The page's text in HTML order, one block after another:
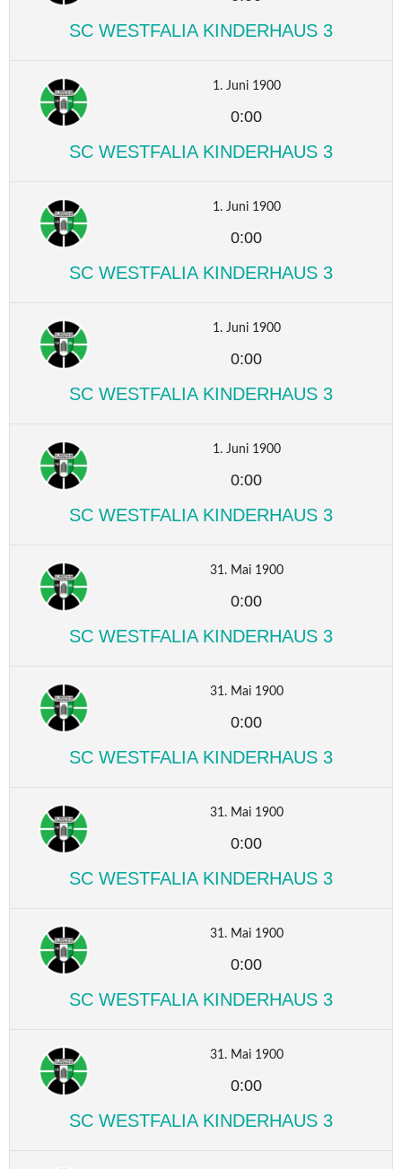
SC WESTFALIA KINDERHAUS 3
1. Juni 1900
0:00
SC WESTFALIA KINDERHAUS 3
1. Juni 1900
0:00
SC WESTFALIA KINDERHAUS 3
1. Juni 1900
0:00
SC WESTFALIA KINDERHAUS 3
1. Juni 1900
0:00
SC WESTFALIA KINDERHAUS 3
31. Mai 1900
0:00
SC WESTFALIA KINDERHAUS 3
31. Mai 1900
0:00
SC WESTFALIA KINDERHAUS 3
31. Mai 1900
0:00
SC WESTFALIA KINDERHAUS 3
31. Mai 1900
0:00
SC WESTFALIA KINDERHAUS 3
31. Mai 1900
0:00
SC WESTFALIA KINDERHAUS 3